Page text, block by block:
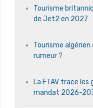
Tourisme
de Jet2 en 2027
Tourisme algérien
rumeur ?
La FTAV trace les
mandat 2026-